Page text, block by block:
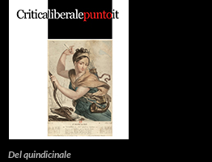
Del quindicinale